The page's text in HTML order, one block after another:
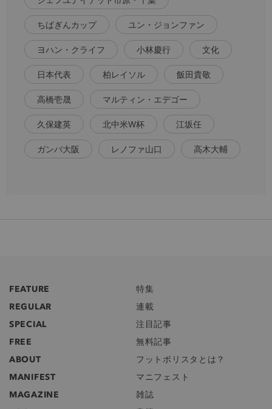
ちばぎんカップ ユン・ジョンファン
ヨハン・クライフ 小林慶行 文化
日本代表 柏レイソル 飯田貴敬
高橋壱晟 マルティン・エデゴー
久保建英 北中米W杯 江坂任
ガンバ大阪 レノファ山口 高木大輔
FEATURE
特集
REGULAR
連載
SPECIAL
注目記事
FREE
無料記事
ABOUT
フットボリスタとは？
MANIFEST
マニフェスト
MAGAZINE
雑誌